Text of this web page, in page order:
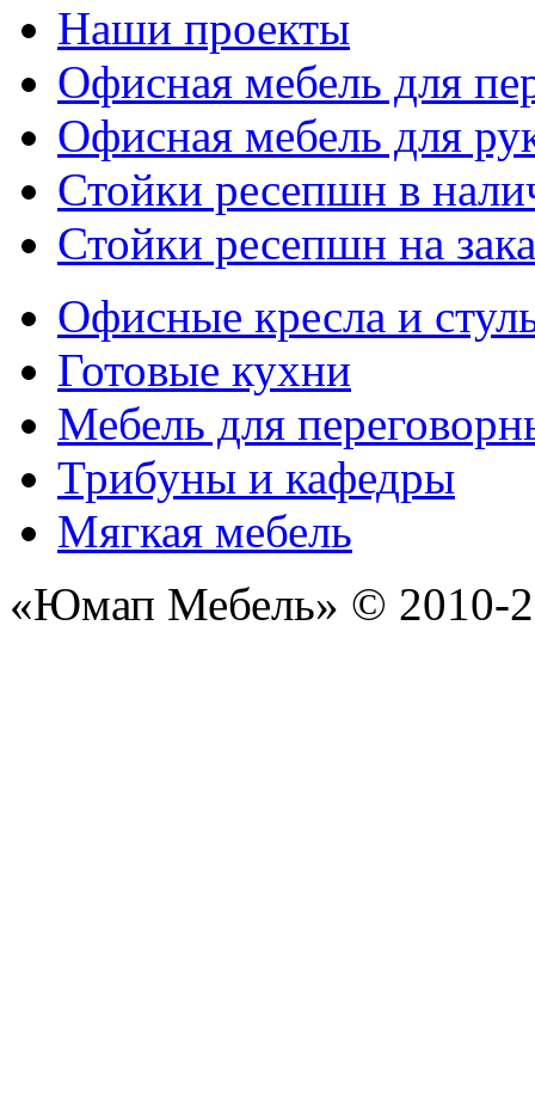
Наши проекты
Офисная мебель для
Офисная мебель для
Стойки ресепшн в
Стойки ресепшн на
Офисные кресла и
Готовые кухни
Мебель для
Трибуны и кафедры
Мягкая мебель
«Юмап Мебель» © 2010-